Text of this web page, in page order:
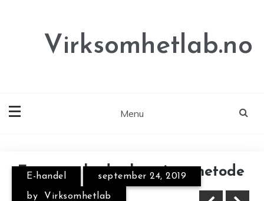
Virksomhetlab.no
Menu
En miljøvennlig hobby
Spillekveld med arbeidskolleger
E-handel september 24, 2019
by Virksomhetlab
En ny og bedre leveringsmetode